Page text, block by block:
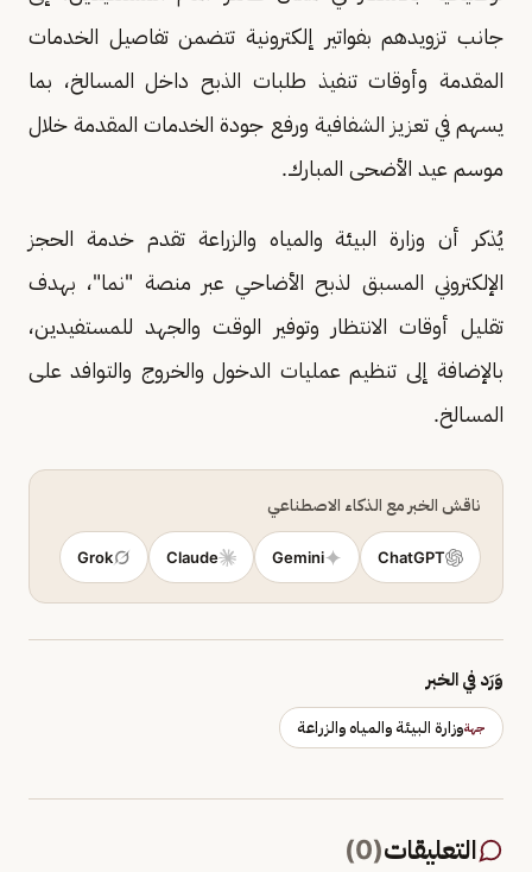
جانب تزويدهم بفواتير إلكترونية تتضمن تفاصيل الخدمات
المقدمة وأوقات تنفيذ طلبات الذبح داخل المسالخ، بما
يسهم في تعزيز الشفافية ورفع جودة الخدمات المقدمة خلال
موسم عيد الأضحى المبارك.
يُذكر أن وزارة البيئة والمياه والزراعة تقدم خدمة الحجز
الإلكتروني المسبق لذبح الأضاحي عبر منصة "نما"، بهدف
تقليل أوقات الانتظار وتوفير الوقت والجهد للمستفيدين،
بالإضافة إلى تنظيم عمليات الدخول والخروج والتوافد على
المسالخ.
ناقش الخبر مع الذكاء الاصطناعي
ChatGPT
Gemini
Claude
Grok
وَرَد في الخبر
جهةوزارة البيئة والمياه والزراعة
التعليقات(
0
)